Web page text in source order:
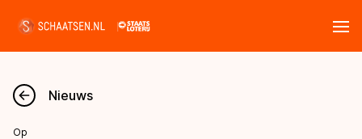
Nieuws
Nieuws
Op